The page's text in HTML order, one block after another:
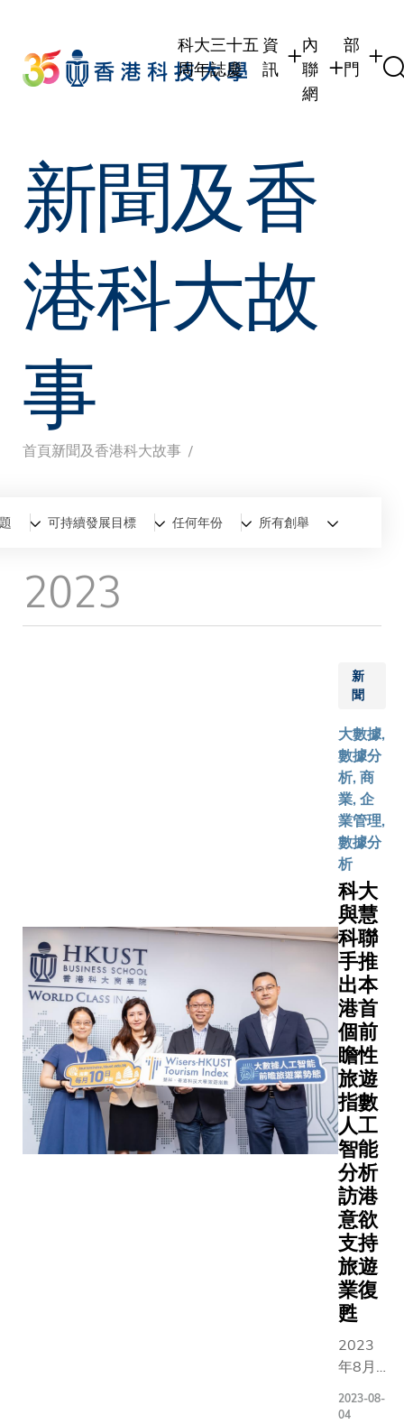
main
content
科大三十五
周年誌慶
資
訊
校友
傳媒
公眾
內
聯
網
校友內聯網
部
門
新聞及香
港科大故
事
導
航
連
結
首頁新聞及香港科大故事
全部新聞香港科大故事
可持續發展目標 任何年份 所有創舉
2023
新
聞
大數據,
數據分
析, 商
業, 企
業管理,
數據分
析
科大
與慧
科聯
手推
出本
港首
個前
瞻性
旅遊
指數
人工
智能
分析
訪港
意欲
支持
旅遊
業復
甦
2023
年8月3
著香港
2023-08-
04